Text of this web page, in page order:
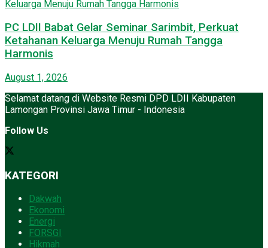
PC LDII Babat Gelar Seminar Sarimbit, Perkuat
Ketahanan Keluarga Menuju Rumah Tangga
Harmonis
August 1, 2026
Selamat datang di Website Resmi DPD LDII Kabupaten
Lamongan Provinsi Jawa Timur - Indonesia
Follow Us
KATEGORI
Dakwah
Ekonomi
Energi
FORSGI
Hikmah